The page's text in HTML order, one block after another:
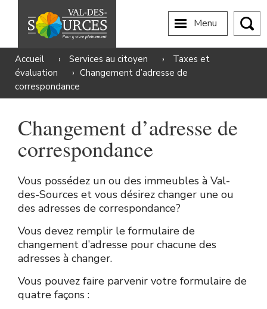
Menu
Accueil › Services au citoyen ›
Taxes et
évaluation
› Changement d’adresse de
correspondance
Changement d’adresse de
correspondance
Vous possédez un ou des immeubles à Val-
des-Sources et vous désirez changer une ou
des adresses de correspondance?
Vous devez remplir le formulaire de
changement d’adresse pour chacune des
adresses à changer.
Vous pouvez faire parvenir votre formulaire de
quatre façons :